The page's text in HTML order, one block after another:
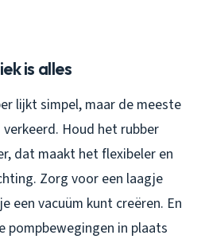
is alles
lijkt simpel, maar de meeste
Houd het rubber
dat maakt het flexibeler en
Zorg voor een laagje
een vacuüm kunt creëren. En
pompbewegingen in plaats